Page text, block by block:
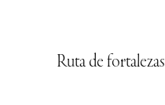
Ruta de fortalezas